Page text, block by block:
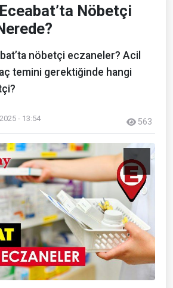
Nöbetçi
nöbetçi eczaneler? Acil
temini gerektiğinde hangi
- 13:54 563